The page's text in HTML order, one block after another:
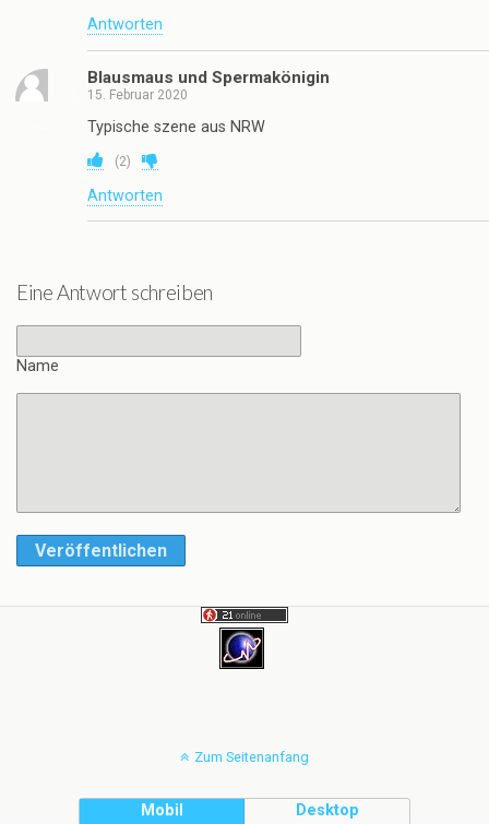
Antworten
Blausmaus und Spermakönigin
15. Februar 2020
Typische szene aus NRW
(2)
Antworten
Eine Antwort schreiben
Name
Veröffentlichen
Zum Seitenanfang
Mobil Desktop